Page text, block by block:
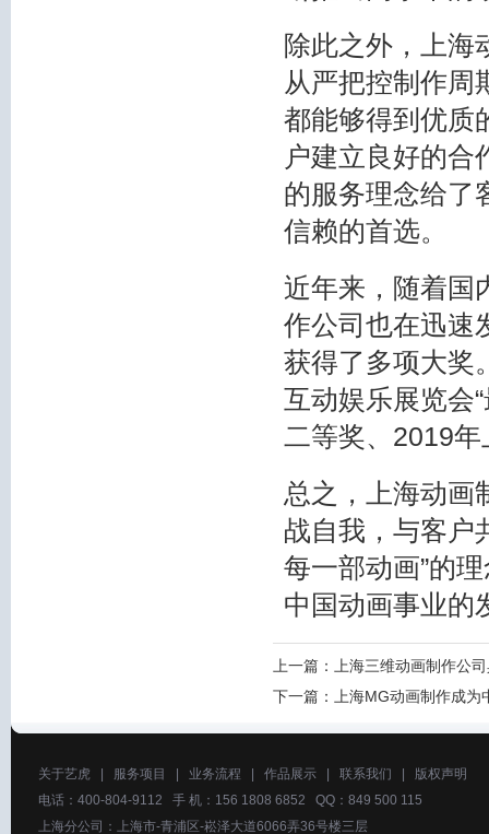
除此之外，上海
从严把控制作周
都能够得到优质
户建立良好的合
的服务理念给了
信赖的首选。
近年来，随着国
作公司也在迅速
获得了多项大奖
互动娱乐展览会
二等奖、2019
总之，上海动画
战自我，与客户
每一部动画”的
中国动画事业的
上一篇：
上海三维动画制作公
下一篇：
上海MG动画制作成
关于艺虎 服务项目 业务流程 作品展示 联系我们
版权声明
电话：400-804-9112 手 机：156 1808 6852 QQ：849 500 115
上海分公司：上海市-青浦区-崧泽大道6066弄36号楼三层